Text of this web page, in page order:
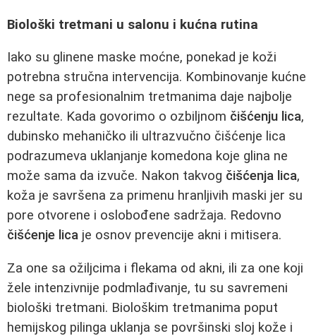
Biološki tretmani u salonu i kućna rutina
Iako su glinene maske moćne, ponekad je koži
potrebna stručna intervencija. Kombinovanje kućne
nege sa profesionalnim tretmanima daje najbolje
rezultate. Kada govorimo o ozbiljnom čišćenju lica,
dubinsko mehaničko ili ultrazvučno čišćenje lica
podrazumeva uklanjanje komedona koje glina ne
može sama da izvuče. Nakon takvog čišćenja lica,
koža je savršena za primenu hranljivih maski jer su
pore otvorene i oslobođene sadržaja. Redovno
čišćenje lica je osnov prevencije akni i mitisera.
Za one sa ožiljcima i flekama od akni, ili za one koji
žele intenzivnije podmlađivanje, tu su savremeni
biološki tretmani. Biološkim tretmanima poput
hemijskog pilinga uklanja se površinski sloj kože i